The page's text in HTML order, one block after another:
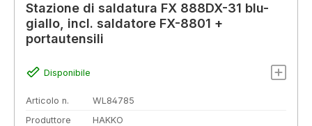
Stazione di saldatura FX 888DX-31 blu-
giallo, incl. saldatore FX-8801 +
portautensili
Disponibile
Articolo n.
WL84785
Produttore
HAKKO